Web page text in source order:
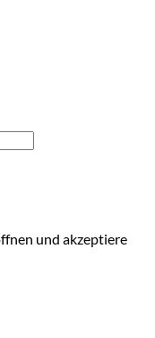
und akzeptiere